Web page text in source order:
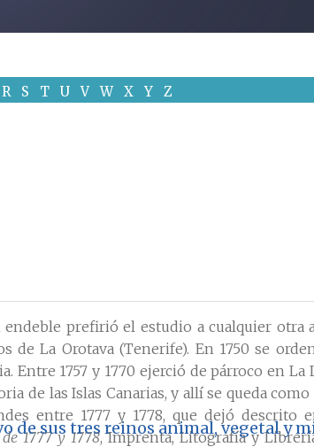
R S T U V W X Y Z
prefirió el estudio a cualquier otra
La Orotava (Tenerife). En 1750 se
Entre 1757 y 1770 ejerció de párroco en La
de las Islas Canarias, y allí se queda
entre 1777 y 1778, que dejó descrito
1777 y 1778, Imprenta, Litografía y
de sus tres reinos animal, vegetal y